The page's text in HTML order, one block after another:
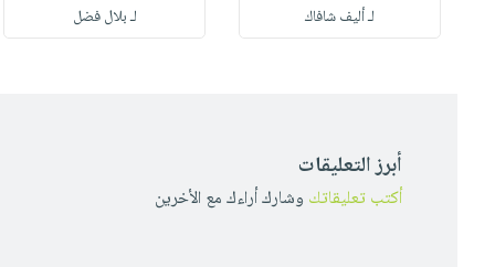
لـ أليف شافاك
لـ بلال فضل
أبرز التعليقات
أكتب تعليقاتك وشارك أراءك مع الأخرين